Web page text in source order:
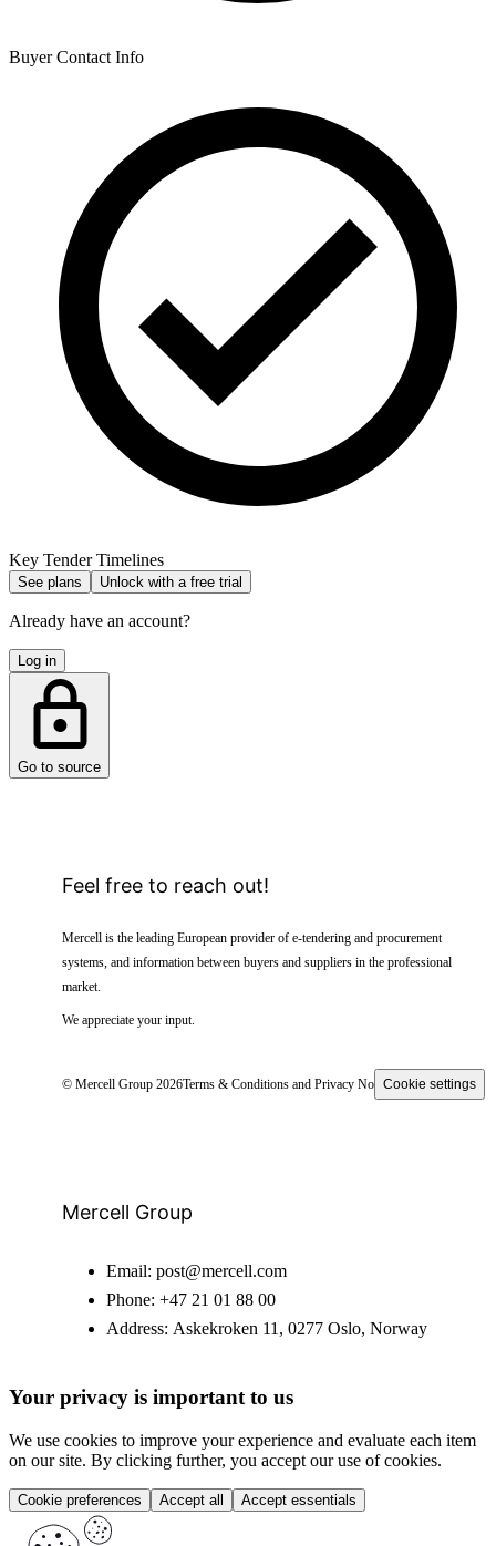
Buyer Contact Info
Key Tender Timelines
See plans Unlock with a free trial
Already have an account?
Log in
Go to source
Feel free to reach out!
Mercell is the leading European provider of e-tendering and procurement
systems, and information between buyers and suppliers in the professional
market.
We appreciate your input.
© Mercell Group 2026Terms & Conditions and Privacy NoticeCookie settings
Mercell Group
Email: post@mercell.com
Phone: +47 21 01 88 00
Address: Askekroken 11, 0277 Oslo, Norway
Your privacy is important to us
We use cookies to improve your experience and evaluate each item
on our site. By clicking further, you accept our use of cookies.
Cookie preferences Accept all Accept essentials